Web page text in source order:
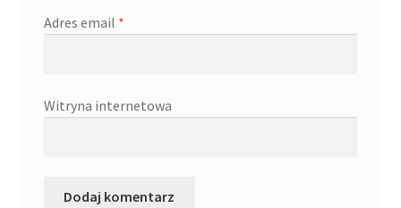
O firmie
Oferta na wino
Adres email *
Witryna internetowa